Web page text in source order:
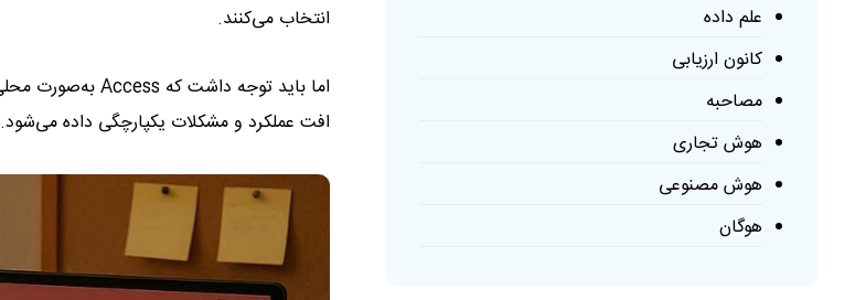
انتخاب می‌کنند.
افت عملکرد و مشکلات یکپارچگی داده می‌شود.
علم داده
کانون ارزیابی
مصاحبه
هوش تجاری
هوش مصنوعی
هوگان